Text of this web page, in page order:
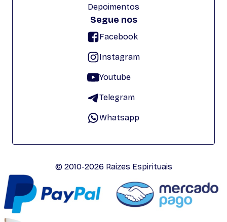
Depoimentos
Segue nos
Facebook
Instagram
Youtube
Telegram
Whatsapp
© 2010-2026 Raizes Espirituais